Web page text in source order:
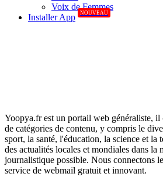
Voix de Femmes
Installer App
NOUVEAU
Yoopya.fr est un portail web généraliste, il
de catégories de contenu, y compris le
sport, la santé, l'éducation, la science et la
des actualités locales et mondiales dans la
journalistique possible. Nous connectons
service de webmail gratuit et innovant.